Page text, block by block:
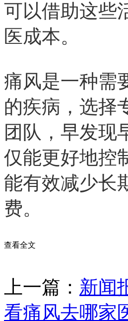
可以借助这些
医成本。
痛风是一种需
的疾病，选择
团队，早发现
仅能更好地控
能有效减少长
费。
查看全文
上一篇： 新闻
看痛风去哪家